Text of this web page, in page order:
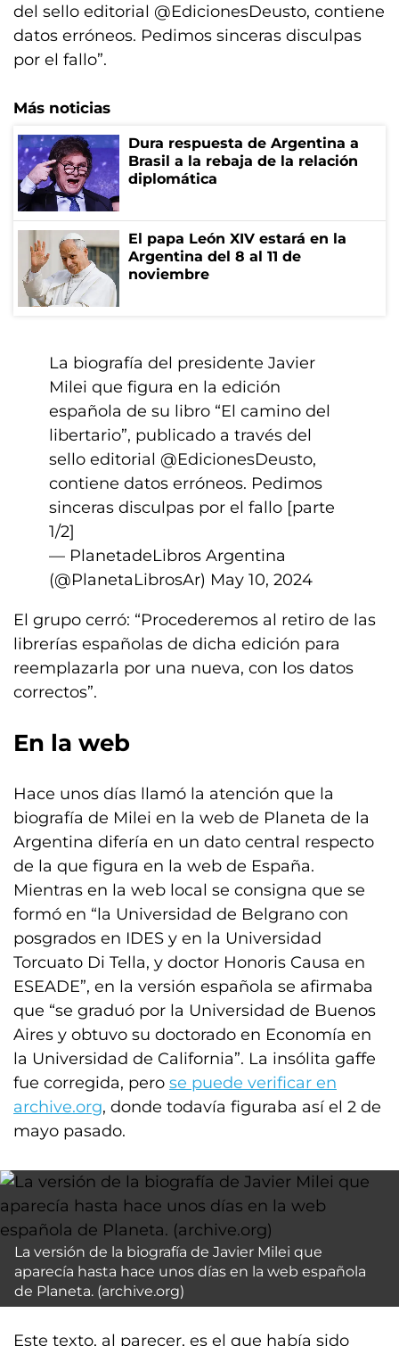
del sello editorial @EdicionesDeusto, contiene
datos erróneos. Pedimos sinceras disculpas
por el fallo”.
Más noticias
Dura respuesta de Argentina a
Brasil a la rebaja de la relación
diplomática
El papa León XIV estará en la
Argentina del 8 al 11 de
noviembre
La biografía del presidente Javier
Milei que figura en la edición
española de su libro “El camino del
libertario”, publicado a través del
sello editorial @EdicionesDeusto,
contiene datos erróneos. Pedimos
sinceras disculpas por el fallo [parte
1/2]
— PlanetadeLibros Argentina
(@PlanetaLibrosAr) May 10, 2024
El grupo cerró: “Procederemos al retiro de las
librerías españolas de dicha edición para
reemplazarla por una nueva, con los datos
correctos”.
En la web
Hace unos días llamó la atención que la
biografía de Milei en la web de Planeta de la
Argentina difería en un dato central respecto
de la que figura en la web de España.
Mientras en la web local se consigna que se
formó en “la Universidad de Belgrano con
posgrados en IDES y en la Universidad
Torcuato Di Tella, y doctor Honoris Causa en
ESEADE”, en la versión española se afirmaba
que “se graduó por la Universidad de Buenos
Aires y obtuvo su doctorado en Economía en
la Universidad de California”. La insólita gaffe
fue corregida, pero se puede verificar en
archive.org, donde todavía figuraba así el 2 de
mayo pasado.
La versión de la biografía de Javier Milei que
aparecía hasta hace unos días en la web española
de Planeta. (archive.org)
Este texto, al parecer, es el que había sido